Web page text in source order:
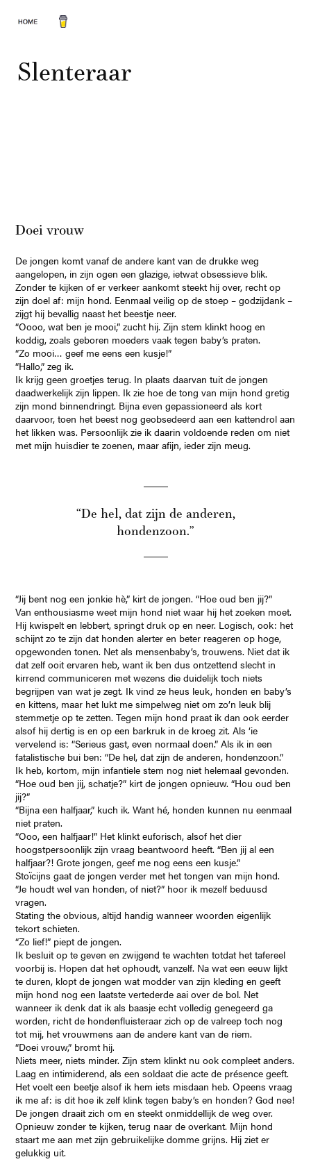
Slenteraar
Doei vrouw
De jongen komt vanaf de andere kant van de drukke weg
aangelopen, in zijn ogen een glazige, ietwat obsessieve blik.
Zonder te kijken of er verkeer aankomt steekt hij over, recht op
zijn doel af: mijn hond. Eenmaal veilig op de stoep – godzijdank –
zijgt hij bevallig naast het beestje neer.
“Oooo, wat ben je mooi,” zucht hij. Zijn stem klinkt hoog en
koddig, zoals geboren moeders vaak tegen baby’s praten.
“Zo mooi… geef me eens een kusje!”
“Hallo,” zeg ik.
Ik krijg geen groetjes terug. In plaats daarvan tuit de jongen
daadwerkelijk zijn lippen. Ik zie hoe de tong van mijn hond gretig
zijn mond binnendringt. Bijna even gepassioneerd als kort
daarvoor, toen het beest nog geobsedeerd aan een kattendrol aan
het likken was. Persoonlijk zie ik daarin voldoende reden om niet
met mijn huisdier te zoenen, maar afijn, ieder zijn meug.
“De hel, dat zijn de anderen,
hondenzoon.”
“Jij bent nog een jonkie hè,” kirt de jongen. “Hoe oud ben jij?”
Van enthousiasme weet mijn hond niet waar hij het zoeken moet.
Hij kwispelt en lebbert, springt druk op en neer. Logisch, ook: het
schijnt zo te zijn dat honden alerter en beter reageren op hoge,
opgewonden tonen. Net als mensenbaby’s, trouwens. Niet dat ik
dat zelf ooit ervaren heb, want ik ben dus ontzettend slecht in
kirrend communiceren met wezens die duidelijk toch niets
begrijpen van wat je zegt. Ik vind ze heus leuk, honden en baby’s
en kittens, maar het lukt me simpelweg niet om zo’n leuk blij
stemmetje op te zetten. Tegen mijn hond praat ik dan ook eerder
alsof hij dertig is en op een barkruk in de kroeg zit. Als ‘ie
vervelend is: “Serieus gast, even normaal doen.” Als ik in een
fatalistische bui ben: “De hel, dat zijn de anderen, hondenzoon.”
Ik heb, kortom, mijn infantiele stem nog niet helemaal gevonden.
“Hoe oud ben jij, schatje?” kirt de jongen opnieuw. “Hou oud ben
jij?”
“Bijna een halfjaar,” kuch ik. Want hé, honden kunnen nu eenmaal
niet praten.
“Ooo, een halfjaar!” Het klinkt euforisch, alsof het dier
hoogstpersoonlijk zijn vraag beantwoord heeft. “Ben jij al een
halfjaar?! Grote jongen, geef me nog eens een kusje.”
Stoïcijns gaat de jongen verder met het tongen van mijn hond.
“Je houdt wel van honden, of niet?” hoor ik mezelf beduusd
vragen.
Stating the obvious, altijd handig wanneer woorden eigenlijk
tekort schieten.
“Zo lief!” piept de jongen.
Ik besluit op te geven en zwijgend te wachten totdat het tafereel
voorbij is. Hopen dat het ophoudt, vanzelf. Na wat een eeuw lijkt
te duren, klopt de jongen wat modder van zijn kleding en geeft
mijn hond nog een laatste vertederde aai over de bol. Net
wanneer ik denk dat ik als baasje echt volledig genegeerd ga
worden, richt de hondenfluisteraar zich op de valreep toch nog
tot mij, het vrouwmens aan de andere kant van de riem.
“Doei vrouw,” bromt hij.
Niets meer, niets minder. Zijn stem klinkt nu ook compleet anders.
Laag en intimiderend, als een soldaat die acte de présence geeft.
Het voelt een beetje alsof ik hem iets misdaan heb. Opeens vraag
ik me af: is dit hoe ik zelf klink tegen baby’s en honden? God nee!
De jongen draait zich om en steekt onmiddellijk de weg over.
Opnieuw zonder te kijken, terug naar de overkant. Mijn hond
staart me aan met zijn gebruikelijke domme grijns. Hij ziet er
gelukkig uit.